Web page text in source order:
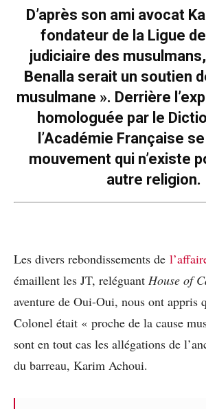
D’après son ami avocat
fondateur de la Ligue
judiciaire des
Benalla serait un soutien
musulmane ». Derrière
homologuée par le
l’Académie Française
mouvement qui n’existe
autre religion.
Les divers rebondissements de
émaillent les JT, reléguant House of
aventure de Oui-Oui, nous ont appris
Colonel était « proche de la cause
sont en tout cas les allégations de
du barreau, Karim Achoui.